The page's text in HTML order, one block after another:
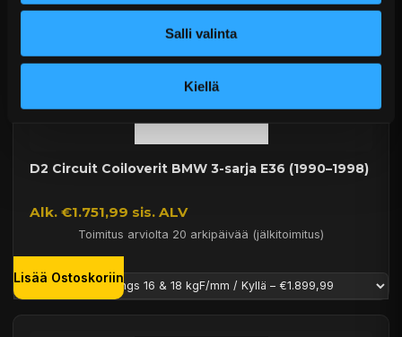
Salli valinta
Kiellä
D2 Circuit Coiloverit BMW 3-sarja E36 (1990–1998)
Alk. €1.751,99 sis. ALV
Toimitus arviolta 20 arkipäivää (jälkitoimitus)
Lisää Ostoskoriin